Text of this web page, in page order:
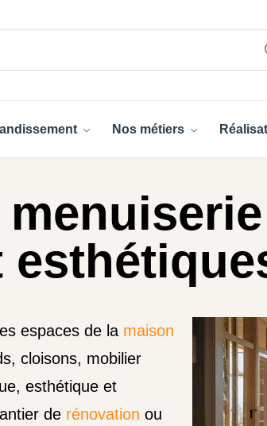
Nos métiers
espaces de la maison
cloisons, mobilier
esthétique et
de rénovation ou